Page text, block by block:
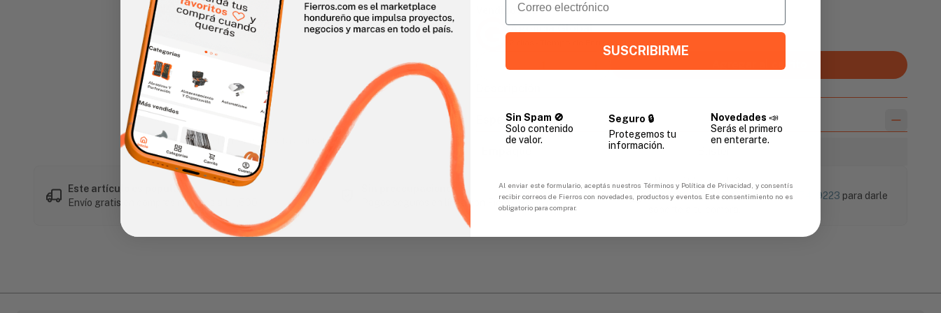
Haz clic en la imagen para alargar
Vendido Por:
Agencia Global
Agregar al carrito
Especificaciones
Este artículo es popular
Envío gratis en compras mayores a L 1,500
Sin preocupaciones
Pagos seguros en línea con FicoPOS
¿Necesitás ayuda?
Puedes contactarnos al+504 9774-9223 para darle
SUSCRIBIRME
Sin Spam 🚫
Solo contenido
de valor.
Seguro 🔒
Protegemos tu
información.
Novedades📣
Serás el primero
en enterarte.
Al enviar este formulario, aceptás nuestros Términos y Política de Privacidad, y consentís
recibir correos de Fierros con novedades, productos y eventos. Este consentimiento no es
obligatorio para comprar.